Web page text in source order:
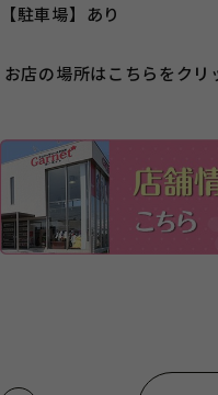
【駐車場】あり
お店の場所はこちらをクリ